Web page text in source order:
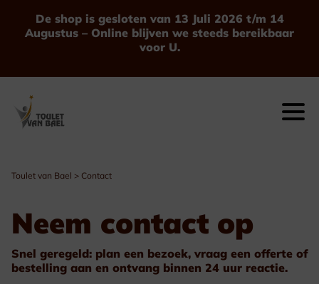
De shop is gesloten van 13 Juli 2026 t/m 14
Augustus – Online blijven we steeds bereikbaar
voor U.
Toulet van Bael > Contact
Neem contact op
Snel geregeld: plan een bezoek, vraag een offerte of
bestelling aan en ontvang binnen 24 uur reactie.